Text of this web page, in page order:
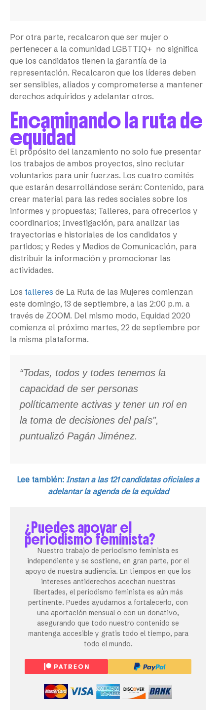
Por otra parte, recalcaron que ser mujer o
pertenecer a la comunidad LGBTTIQ+ no significa
que los candidatos tienen la garantía de la
representación. Recalcaron que los líderes deben
ser sensibles, aliados y comprometerse a mantener
derechos adquiridos y adelantar otros.
Encaminando la ruta de
equidad
El propósito del lanzamiento no solo fue presentar
los trabajos de ambos proyectos, sino reclutar
voluntarios para unir fuerzas. Los cuatro comités
que estarán desarrollándose serán: Contenido, para
crear material para las redes sociales sobre los
informes y propuestas; Talleres, para ofrecerlos y
coordinarlos; Investigación, para analizar las
trayectorias e historiales de los candidatos y
partidos; y Redes y Medios de Comunicación, para
distribuir la información y promocionar las
actividades.
Los talleres de La Ruta de las Mujeres comienzan
este domingo, 13 de septiembre, a las 2:00 p.m. a
través de ZOOM. Del mismo modo, Equidad 2020
comienza el próximo martes, 22 de septiembre por
la misma plataforma.
“Todas, todos y todes tenemos la
capacidad de ser personas
políticamente activas y tener un rol en
la toma de decisiones del país”,
puntualizó Pagán Jiménez.
Lee también: Instan a las 121 candidatas oficiales a
adelantar la agenda de la equidad
¿Puedes apoyar el
periodismo feminista?
Nuestro trabajo de periodismo feminista es
independiente y se sostiene, en gran parte, por el
apoyo de nuestra audiencia. En tiempos en que los
intereses antiderechos acechan nuestras
libertades, el periodismo feminista es aún más
pertinente. Puedes ayudarnos a fortalecerlo, con
una aportación mensual o con un donativo,
asegurando que todo nuestro contenido se
mantenga accesible y gratis todo el tiempo, para
todo el mundo.